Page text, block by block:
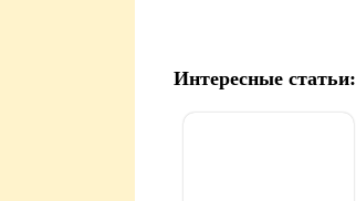
Интересные статьи: